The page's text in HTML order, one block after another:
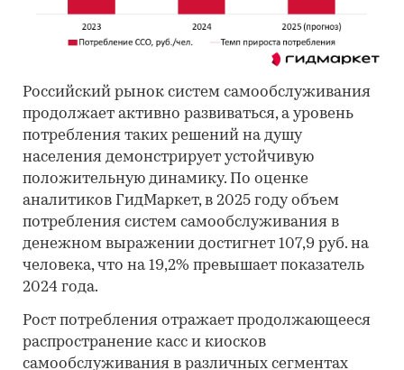
Российский рынок систем самообслуживания
продолжает активно развиваться, а уровень
потребления таких решений на душу
населения демонстрирует устойчивую
положительную динамику. По оценке
аналитиков ГидМаркет, в 2025 году объем
потребления систем самообслуживания в
денежном выражении достигнет 107,9 руб. на
человека, что на 19,2% превышает показатель
2024 года.
Рост потребления отражает продолжающееся
распространение касс и киосков
самообслуживания в различных сегментах